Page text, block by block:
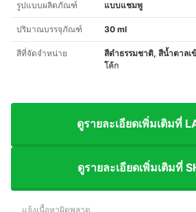
รูปแบบผลิตภัณฑ์ แบบแชมพู
ปริมาณบรรจุภัณฑ์ 30 ml
สีที่จัดจำหน่าย
สีดำธรรมชาติ, สีน้ำตาล
โค้ก
ดูรายละเอียดเพิ่มเติมที่
ดูรายละเอียดเพิ่มเติมที่
แจ้งเนื้อหาผิดพลาด